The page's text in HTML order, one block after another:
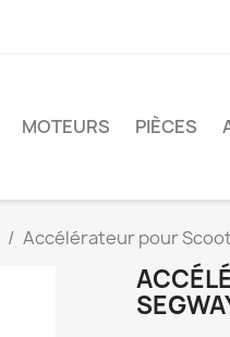
MOTEURS PIÈCES
Accélérateur pour